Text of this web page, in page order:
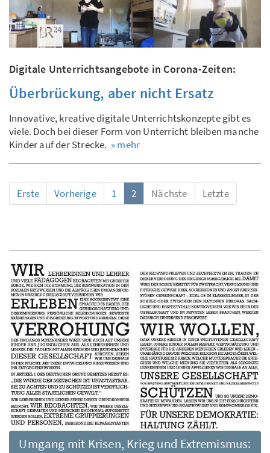
Digitale Unterrichtsangebote in Corona-Zeiten:
Überbrückung, aber nicht Ersatz
Innovative, kreative digitale Unterrichtskonzepte gibt es
viele. Doch bei dieser Form von Unterricht bleiben manche
Kinder auf der Strecke. » mehr
Erste Vorherige 1 2 Nächste Letzte
Umgang mit Krisen, Krieg und Extremismus: